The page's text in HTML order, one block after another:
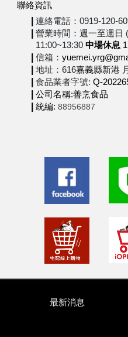
聯絡資訊
連絡電話：0919-120-
營業時間：週一至週日
11:00~13:30 中場休息
信箱：
地址：616嘉義縣新港
食品業者字號:Q-
公司名稱:善烹食品
統編:88956887
最新消息